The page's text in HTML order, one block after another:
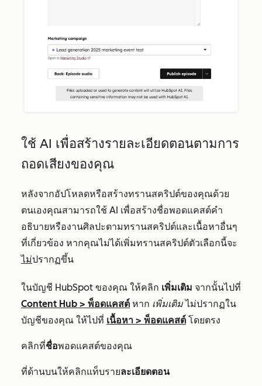
ใช้ AI เพื่อสร้างรายละเอียดตอนตามการ
ถอดเสียงของคุณ
หลังจากอัปโหลดหรือสร้างทรานสคริปต์ของคุณด้วย
ตนเองคุณสามารถใช้ AI เพื่อสร้างชื่อพอดแคสต์คำ
อธิบายหรืองานศิลปะตามทรานสคริปต์และเนื้อหาอื่นๆ
ที่เกี่ยวข้อง หากคุณไม่ได้เพิ่มทรานสคริปต์ตัวเลือกนี้จะ
ไม่ปรากฏขึ้น
ในบัญชี HubSpot ของคุณ ให้คลิก เพิ่มเติม จากนั้นไปที่
Content Hub > พ็อดแคสต์ หาก เพิ่มเติมไม่ปรากฏใน
บัญชีของคุณ ให้ไปที่ เนื้อหา > พ็อดแคสต์ โดยตรง
คลิกที่ชื่อพอดแคสต์ของคุณ
ที่ด้านบนให้คลิกแท็บรายละเอียดตอน